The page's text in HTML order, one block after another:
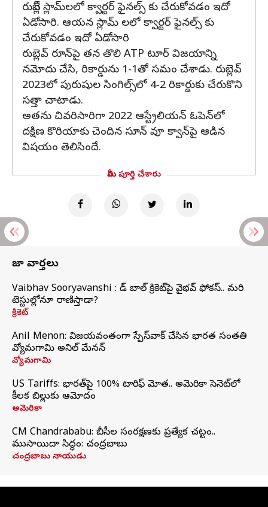
రుబ్లేవ్ స్లామ్‌లలో క్వార్టర్ ఫైనల్స్ కు చేరుకోవడం ఇదో
ఏడోసారి. ఆయన స్లామ్ లలో క్వార్టర్ ఫైనల్స్ కు
చేరుకోవడం ఇదో ఏడోసారి
రుబ్లెవ్ రూన్‌పై తన తొలి ATP టూర్ విజయాన్ని
నమోదు చేసి, రికార్డును 1-1తో సమం చేశాడు. రుబ్లెవ్
2023లో పురుషుల సింగిల్స్‌లో 4-2 రికార్డుకు చేరుకొని
సత్తా చాటాడు.
అతను చివరిసారిగా 2022 ఆస్ట్రేలియన్ ఓపెన్‌లో
దక్షిణ కొరియాకు చెందిన సూన్ వూ క్వాన్‌పై ఆడిన
విషయం తెలిసిందే.
మీరు పూర్తి చేశారు
తాజా వార్తలు
Vaibhav Sooryavanshi : రెడ్ బాల్ క్రికెట్‌పై వైభవ్ ఫోకస్.. మరి
టెస్టుల్లోనూ రాణిస్తాడా?
క్రికెట్
Anil Menon: విజయవంతంగా స్పేస్‌వాక్‌ చేసిన భారత సంతతి
వ్యోమగామి అనిల్‌ మేనన్
వ్యోమగామి
US Tariffs: భారత్‌పై 100% టారిఫ్‌ మోత.. అమెరికా సెనెట్‌లో
కీలక బిల్లుకు ఆమోదం
అమెరికా
CM Chandrababu: బీసీల సంరక్షణకు ప్రత్యేక చట్టం..
ముసాయిదా సిద్ధం: చంద్రబాబు
చంద్రబాబు నాయుడు